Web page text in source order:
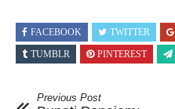
FACEBOOK TWITTER
TUMBLR
PINTEREST
Previous Post